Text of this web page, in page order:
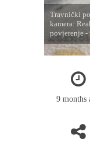
Travnički
kamera:
povjerenje -
9 months